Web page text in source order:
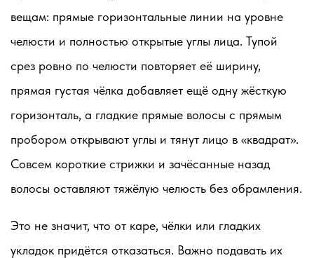
вещам: прямые горизонтальные линии на уровне
челюсти и полностью открытые углы лица. Тупой
срез ровно по челюсти повторяет её ширину,
прямая густая чёлка добавляет ещё одну жёсткую
горизонталь, а гладкие прямые волосы с прямым
пробором открывают углы и тянут лицо в «квадрат».
Совсем короткие стрижки и зачёсанные назад
волосы оставляют тяжёлую челюсть без обрамления.
Это не значит, что от каре, чёлки или гладких
укладок придётся отказаться. Важно подавать их